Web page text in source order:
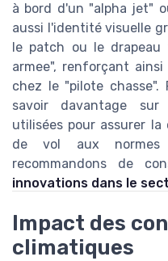
à bord d'un "alpha jet"
aussi l'identité visuelle
le patch ou le drapeau
armee", renforçant
chez le "pilote
savoir davantage sur
utilisées pour assurer
de vol aux
recommandons de
innovations dans le
Impact des
climatiques